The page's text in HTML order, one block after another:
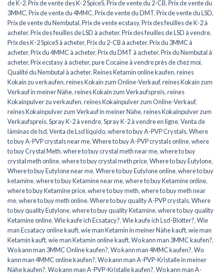
de K-2,Prix de vente des K-2 SpiceS,Prix de vente du 2-CB,Prix de vente du
3MMC,Prix de vente du 4MMC,Prix de vente du DMT,Prix de vente du LSD,
Prix de vente du Nembutal,Prix de vente ecstasy,Prix des feuilles de K-2 à
acheter,Prix des feuilles de LSD à acheter,Prix des feuilles de LSD à vendre,
Prix des K-2 SpiceS à acheter,Prix du 2-CB à acheter,Prix du 3MMC à
acheter,Prix du 4MMC à acheter,Prix du DMT à acheter,Prix du Nembutal à
acheter,Prix ecstasy à acheter,pure Cocaïne à vendre près de chez moi,
Qualité du Nembutal à acheter,Reines Ketamin online kaufen,reines
Kokain zu verkaufen,reines Kokain zum Online-Verkauf,reines Kokain zum
Verkauf in meiner Nähe,reines Kokain zum Verkaufspreis,reines
Kokainpulver zu verkaufen,reines Kokainpulver zum Online-Verkauf,
reines Kokainpulver zum Verkauf in meiner Nähe,reines Kokainpulver zum
Verkaufspreis,Spray K-2 à vendre,Spray K-2 à vendre en ligne,Venta de
láminas de lsd,Venta de Lsd líquido,where to buy A-PVP Crystals,Where
to buy A-PVP crystals near me,Where to buy A-PVP crystals online,where
to buy Crystal Meth,where to buy crystal meth near me,where to buy
crystal meth online,where to buy crystal meth price,Where to buy Eutylone,
Where to buy Eutylone near me,Where to buy Eutylone online,where to buy
ketamine,where to buy Ketamine near me,where to buy Ketamine online,
where to buy Ketamine price,where to buy meth,where to buy meth near
me,where to buy meth online,Where to buy quality A-PVP crystals,Where
to buy quality Eutylone,where to buy quality Ketamine,where to buy quality
Ketamine online,Wie kaufe ich Ecsatacy?,Wie kaufe ich Lsd-Blotter?,Wie
man Ecsatacy online kauft,wie man Ketamin in meiner Nähe kauft,wie man
Ketamin kauft,wie man Ketamin online kauft,Wo kann man 3MMC kaufen?,
Wo kann man 3MMC Online kaufen?,Wo kann man 4MMC kaufen?,Wo
kann man 4MMC online kaufen?,Wo kann man A-PVP-Kristalle in meiner
Nähe kaufen?,Wo kann man A-PVP-Kristalle kaufen?,Wo kann man A-